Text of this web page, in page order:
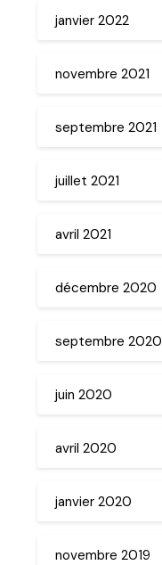
janvier 2022
novembre 2021
septembre 2021
juillet 2021
avril 2021
décembre 2020
septembre 2020
juin 2020
avril 2020
janvier 2020
novembre 2019